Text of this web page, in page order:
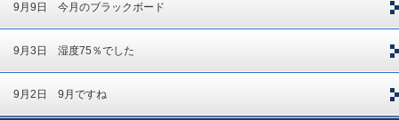
9月9日 今月のブラックボード
9月3日 湿度75％でした
9月2日 9月ですね